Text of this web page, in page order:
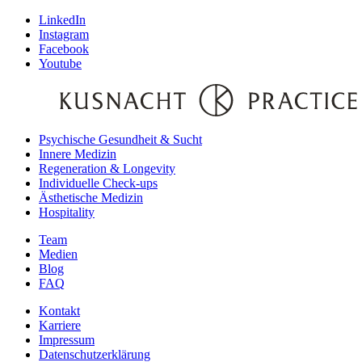
LinkedIn
Instagram
Facebook
Youtube
Psychische Gesundheit & Sucht
Innere Medizin
Regeneration & Longevity
Individuelle Check-ups
Ästhetische Medizin
Hospitality
Team
Medien
Blog
FAQ
Kontakt
Karriere
Impressum
Datenschutzerklärung